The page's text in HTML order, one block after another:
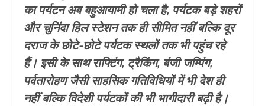
का पर्यटन अब बहुआयामी हो चला है, पर्यटक बड़े शहरों
और चुनिंदा हिल स्टेशन तक ही सीमित नहीं बल्कि दूर
दराज के छोटे-छोटे पर्यटक स्थलों तक भी पहुंच रहे
हैं। इसी के साथ राफ्टिंग, ट्रैकिंग, बंजी जम्पिंग,
पर्वतारोहण जैसी साहसिक गतिविधियों में भी देश ही
नहीं बल्कि विदेशी पर्यटकों की भी भागीदारी बढ़ी है।